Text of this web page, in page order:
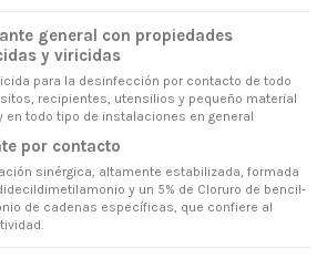
general con propiedades
y viricidas
para la desinfección por contacto de todo
recipientes, utensilios y pequeño material
en todo tipo de instalaciones en general
por contacto
sinérgica, altamente estabilizada, formada
y un 5% de Cloruro de bencil-
de cadenas específicas, que confiere al